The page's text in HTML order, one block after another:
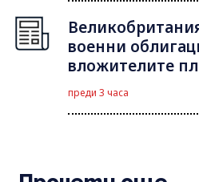
военни
вложителите
преди 3 часа